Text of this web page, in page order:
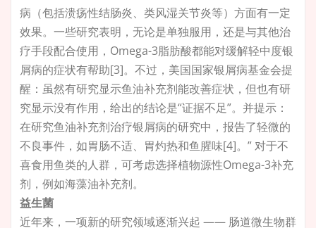
病（包括溃疡性结肠炎、类风湿关节炎等）方面有一定
效果。一些研究表明，无论是单独服用，还是与其他治
疗手段配合使用，Omega-3脂肪酸都能对缓解轻中度银
屑病的症状有帮助[3]。 不过，美国国家银屑病基金会提
醒：虽然有研究显示鱼油补充剂能改善症状，但也有研
究显示没有作用，给出的结论是“证据不足”。并提示：
在研究鱼油补充剂治疗银屑病的研究中，报告了轻微的
不良事件，如胃肠不适、 胃灼热和鱼腥味[4]。” 对于不
喜食用鱼类的人群，可考虑选择植物源性Omega-3补充
剂，例如海藻油补充剂。
益生菌
近年来，一项新的研究领域逐渐兴起 —— 肠道微生物群